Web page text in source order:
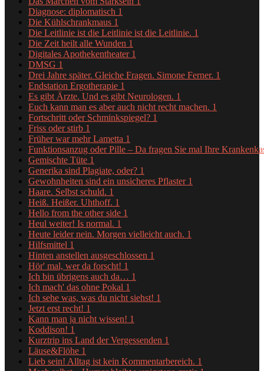
Diagnose: diplomatisch 1
Die Kühlschrankmaus 1
Die Leitlinie ist die Leitlinie ist die Leitlinie. 1
Die Zeit heilt alle Wunden 1
Digitales Apothekentheater 1
DMSG 1
Drei Jahre später. Gleiche Fragen. Simone Ferner. 1
Endstation Ergotherapie 1
Es gibt Ärzte. Und es gibt Neurologen. 1
Euch kann man es aber auch nicht recht machen. 1
Fortschritt oder Schminkspiegel? 1
Friss oder stirb 1
Früher war mehr Lametta 1
Funktionsanzug oder Pille – Da fragen Sie mal Ihre
Gemischte Tüte 1
Generika sind Plagiate, oder? 1
Gewohnheiten sind ein unsicheres Pflaster 1
Haare. Selbst schuld. 1
Heiß. Heißer. Uhthoff. 1
Hello from the other side 1
Heul weiter! Is normal. 1
Heute leider nein. Morgen vielleicht auch. 1
Hilfsmittel 1
Hinten anstellen ausgeschlossen 1
Hör' mal, wer da forscht! 1
Ich bin übrigens auch da… 1
Ich mach' das ohne Pokal 1
Ich sehe was, was du nicht siehst! 1
Jetzt erst recht! 1
Kann man ja nicht wissen! 1
Koddison! 1
Kurztrip ins Land der Vergessenden 1
Läuse&Flöhe 1
Lieb sein! Alltag ist kein Kommentarbereich. 1